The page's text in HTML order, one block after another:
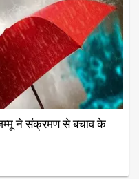
ने संक्रमण से बचाव के